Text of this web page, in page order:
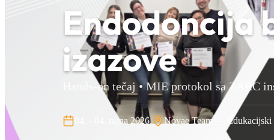
Endodoncija
izazove
Hands-on tečaj • MIE protokol sa ZARC
04. - 04. rujna 2026. Novae Team — Edukacijski